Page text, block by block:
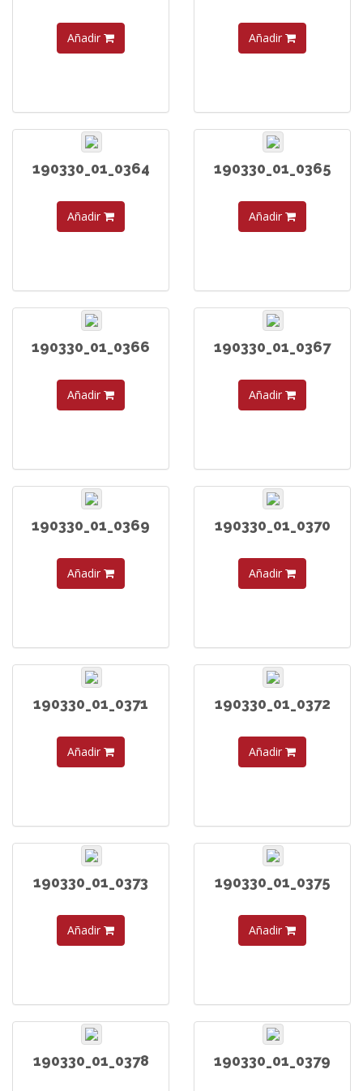
Añadir Añadir
190330_01_0364
Añadir
190330_01_0365
Añadir
190330_01_0366
Añadir
190330_01_0367
Añadir
190330_01_0369
Añadir
190330_01_0370
Añadir
190330_01_0371
Añadir
190330_01_0372
Añadir
190330_01_0373
Añadir
190330_01_0375
Añadir
190330_01_0378 190330_01_0379